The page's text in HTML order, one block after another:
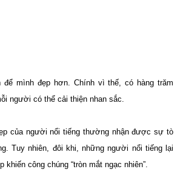
để mình đẹp hơn. Chính vì thế, có hàng trăm
người có thể cải thiện nhan sắc.
của người nổi tiếng thường nhận được sự tò
Tuy nhiên, đôi khi, những người nổi tiếng lại
khiến công chúng “tròn mắt ngạc nhiên”.